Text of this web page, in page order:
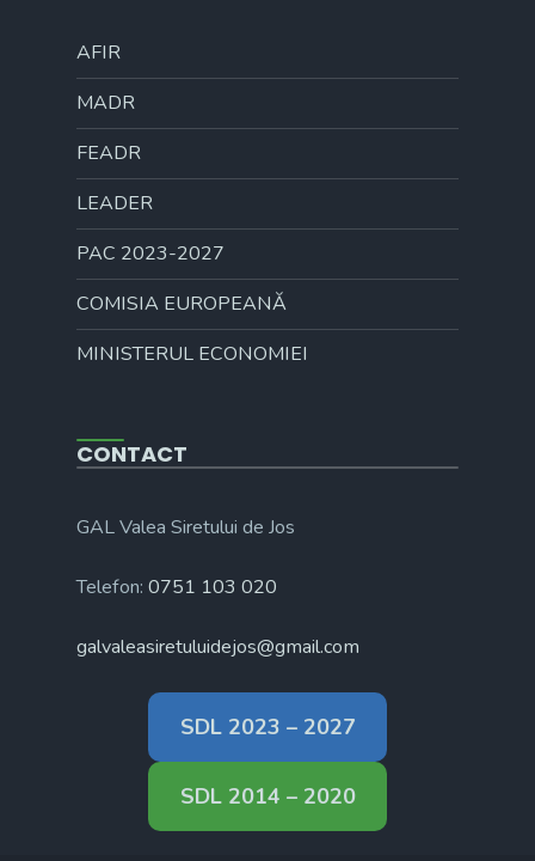
AFIR
MADR
FEADR
LEADER
PAC 2023-2027
COMISIA EUROPEANĂ
MINISTERUL ECONOMIEI
CONTACT
GAL Valea Siretului de Jos
Telefon: 0751 103 020
galvaleasiretuluidejos@gmail.com
SDL 2023 – 2027
SDL 2014 – 2020